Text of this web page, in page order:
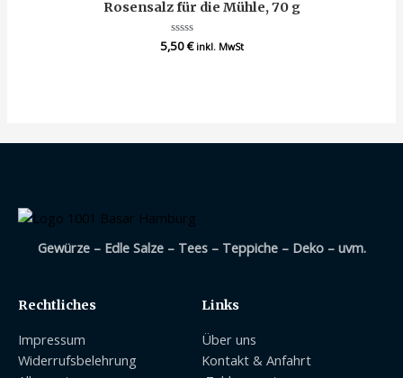
Rosensalz für die Mühle, 70 g
Bewertet
5,50€ inkl. MwSt
Gewürze – Edle Salze – Tees – Teppiche – Deko – uvm.
Rechtliches
Impressum
Widerrufsbelehrung
Links
Über uns
Kontakt & Anfahrt